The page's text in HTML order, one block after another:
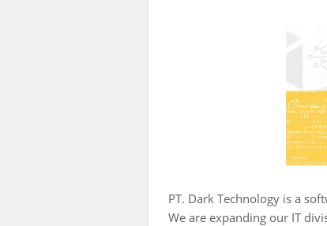
PT. Dark Technology is a
We are expanding our IT